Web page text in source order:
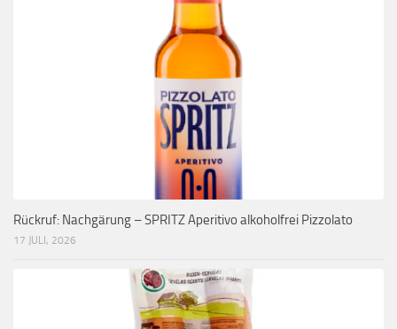
Rückruf: Nachgärung – SPRITZ Aperitivo alkoholfrei Pizzolato
17 JULI, 2026